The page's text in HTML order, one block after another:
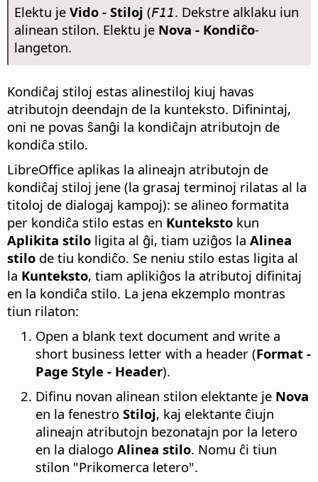
Elektu je Vido - Stiloj (F11. Dekstre alklaku iun
alinean stilon. Elektu je Nova - Kondiĉo-
langeton.
Kondiĉaj stiloj estas alinestiloj kiuj havas
atributojn deendajn de la kunteksto. Difinintaj,
oni ne povas ŝanĝi la kondiĉajn atributojn de
kondiĉa stilo.
LibreOffice aplikas la alineajn atributojn de
kondiĉaj stiloj jene (la grasaj terminoj rilatas al la
titoloj de dialogaj kampoj): se alineo formatita
per kondiĉa stilo estas en Kunteksto kun
Aplikita stilo ligita al ĝi, tiam uziĝos la Alinea
stilo de tiu kondiĉo. Se neniu stilo estas ligita al
la Kunteksto, tiam aplikiĝos la atributoj difinitaj
en la kondiĉa stilo. La jena ekzemplo montras
tiun rilaton:
Open a blank text document and write a
short business letter with a header (Format -
Page Style - Header).
Difinu novan alinean stilon elektante je Nova
en la fenestro Stiloj, kaj elektante ĉiujn
alineajn atributojn bezonatajn por la letero
en la dialogo Alinea stilo. Nomu ĉi tiun
stilon "Prikomerca letero".